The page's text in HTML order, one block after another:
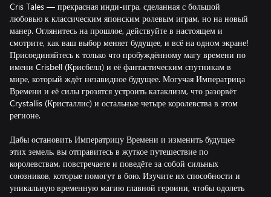
Cris Tales — прекрасная инди-игра, сделанная с большой
любовью к классическим японским ролевым играм, но на новый
манер. Оглянитесь на прошлое, действуйте в настоящем и
смотрите, как ваш выбор меняет будущее, и всё на одном экране!
Присоединяйтесь к только что пробуждённому магу времени по
имени Crisbell (Крисбелл) и её фантастическим спутникам в
мире, который ждёт незавидное будущее. Могучая Императрица
Времени и её силы грозятся устроить катаклизм, что разорвёт
Crystallis (Кристаллис) и остальные четыре королевства в этом
регионе.
Дабы остановить Императрицу Времени и изменить будущее
этих земель, вы отправитесь в жуткое путешествие по
королевствам, повстречаете и поведёте за собой сильных
союзников, которые помогут в бою. Изучите их способности и
уникальную временную магию главной героини, чтобы одолеть